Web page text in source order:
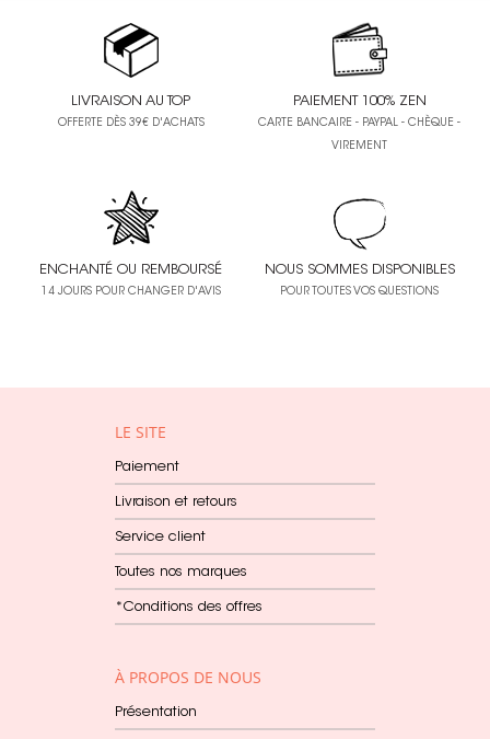
LIVRAISON AU TOP
OFFERTE DÈS 39€ D'ACHATS
PAIEMENT 100% ZEN
CARTE BANCAIRE - PAYPAL - CHÈQUE -
VIREMENT
ENCHANTÉ OU REMBOURSÉ
14 JOURS POUR CHANGER D'AVIS
NOUS SOMMES DISPONIBLES
POUR TOUTES VOS QUESTIONS
LE SITE
Paiement
Livraison et retours
Service client
Toutes nos marques
*Conditions des offres
À PROPOS DE NOUS
Présentation